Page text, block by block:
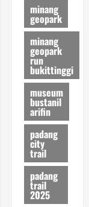
minang
geopark
minang
geopark
run
bukittinggi
museum
bustanil
arifin
padang
city
trail
padang
trail
2025